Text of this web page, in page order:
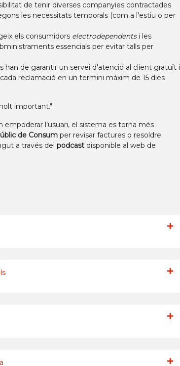
de tenir diverses companyies contractades
les necessitats temporals (com a l'estiu o per
els consumidors electrodependentsi les
essencials per evitar talls per
han de garantir un servei d'atenció al client gratuït i
reclamació en un termini màxim de 15 dies
important."
l'usuari, el sistema es torna més
de Consum per revisar factures o resoldre
a través del podcast disponible al web de